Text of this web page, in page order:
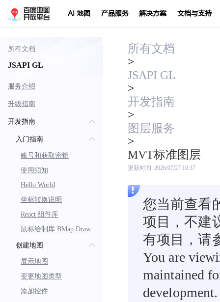
AI 地图 产品服务 解决方案 文档与支持
所有文档
JSAPI GL
服务介绍
升级指南
开发指南
入门指南
账号和获取密钥
使用须知
Hello World
坐标转换说明
React 组件库
鼠标绘制库 BMap Draw
创建地图
展示地图
变更地图类型
添加控件
所有文档
>
JSAPI GL
>
开发指南
>
图层服务
>
MVT标准图层
更新时间: 2026/07/27 10:37
您当前查看
项目，不建
有项目，请
You are
maintained